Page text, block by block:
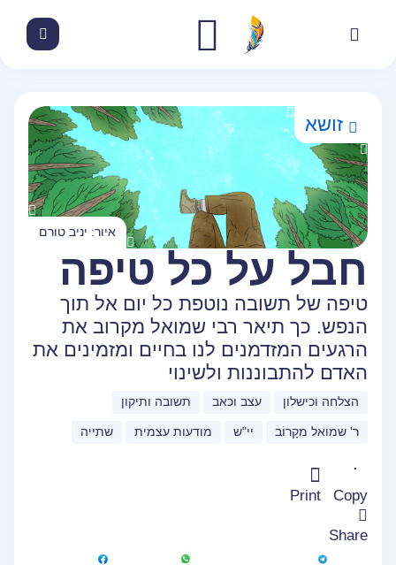
איור: יניב טורם
זושא
חבל על כל טיפה
טיפה של תשובה נוטפת כל יום אל תוך
הנפש. כך תיאר רבי שמואל מקרוב את
הרגעים המזדמנים לנו בחיים ומזמינים את
האדם להתבוננות ולשינוי
הצלחה וכישלון עצב וכאב תשובה ותיקון
ר' שמואל מקָרוֹב יי"ש מודעות עצמית שתייה
Copy
Print
Share